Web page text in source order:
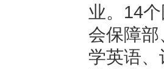
业。14
会保障
学英语